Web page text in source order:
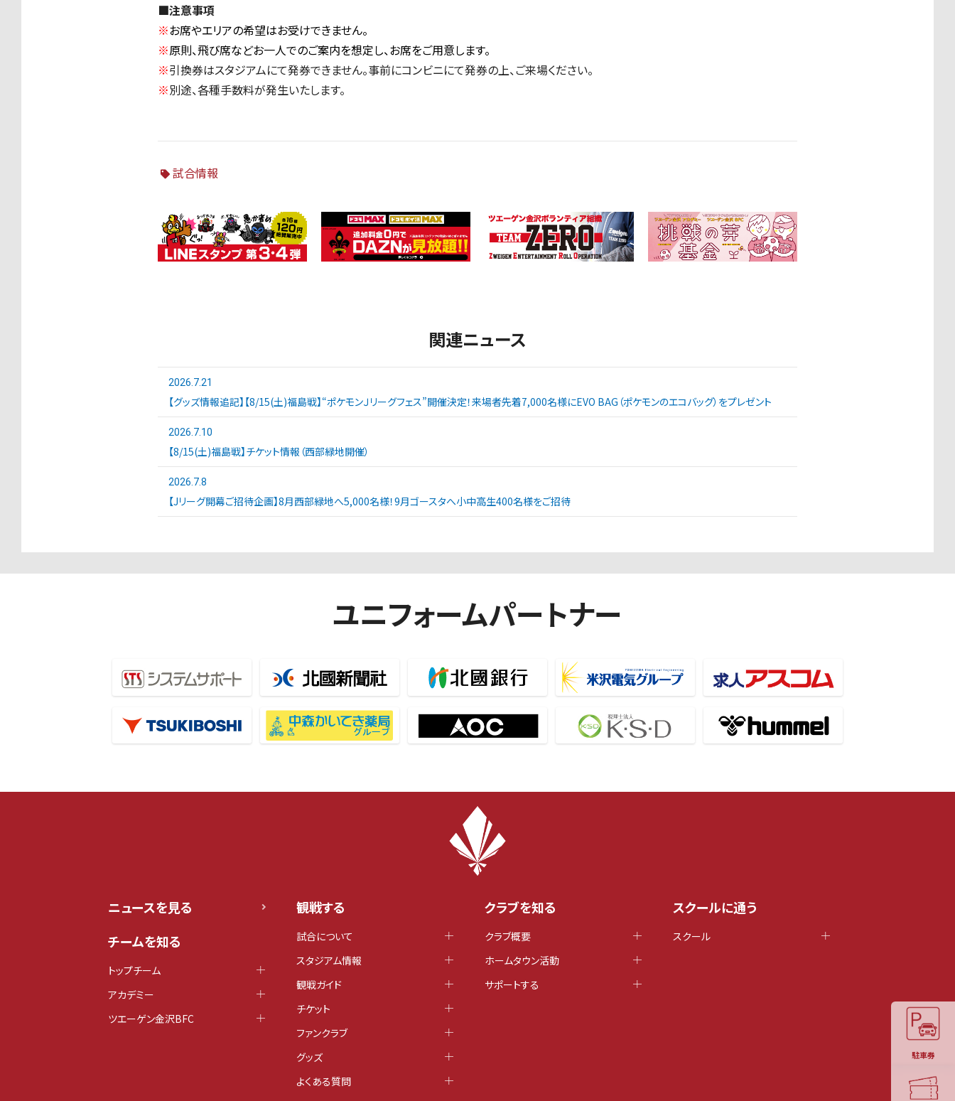
■注意事項
※お席やエリアの希望はお受けできません。
※原則、飛び席などお一人でのご案内を想定し、お席をご用意します。
※引換券はスタジアムにて発券できません。事前にコンビニにて発券の上、ご来場ください。
※別途、各種手数料が発生いたします。
試合情報
関連ニュース
2026.7.21
【グッズ情報追記】【8/15(土)福島戦】“ポケモンＪリーグフェス”開催決定！来場者先着7,000名様にEVO BAG（ポケモンのエコバッグ）をプレゼント
2026.7.10
【8/15(土)福島戦】チケット情報（西部緑地開催）
2026.7.8
【Jリーグ開幕ご招待企画】8月西部緑地へ5,000名様！9月ゴースタへ小中高生400名様をご招待
ユニフォームパートナー
駐車券
ニュースを見る
チームを知る
トップチーム
アカデミー
ツエーゲン金沢BFC
観戦する
試合について
スタジアム情報
観戦ガイド
チケット
ファンクラブ
グッズ
よくある質問
クラブを知る
クラブ概要
ホームタウン活動
サポートする
スクールに通う
スクール